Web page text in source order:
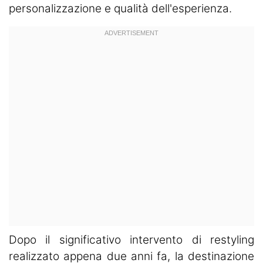
personalizzazione e qualità dell'esperienza.
Dopo il significativo intervento di restyling
realizzato appena due anni fa, la destinazione